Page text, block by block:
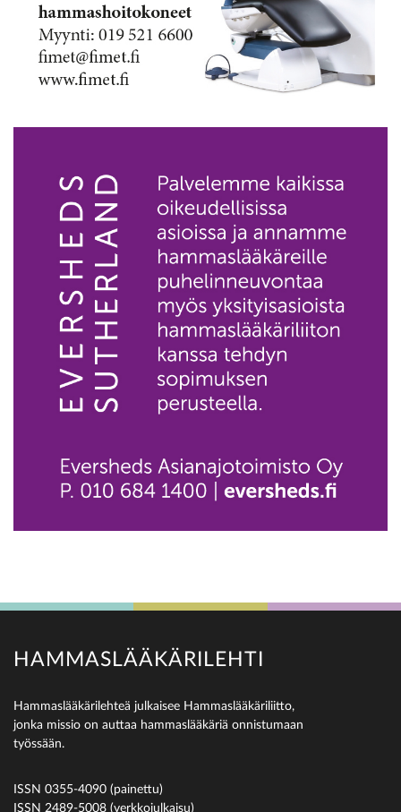
HAMMASLÄÄKÄRILEHTI
Hammaslääkärilehteä julkaisee Hammaslääkäriliitto,
jonka missio on auttaa hammaslääkäriä onnistumaan
työssään.
ISSN 0355-4090 (painettu)
ISSN 2489-5008 (verkkojulkaisu)